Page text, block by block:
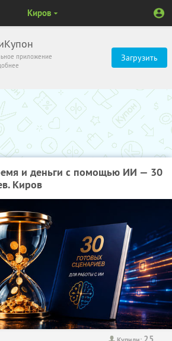
приложение
Загрузить
Киров
и деньги с помощью ИИ — 30
Киров